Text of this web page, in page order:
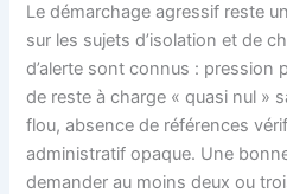
Le démarchage agressif reste
sur les sujets d’isolation et de
d’alerte sont connus : pression
de reste à charge « quasi nul »
flou, absence de références
administratif opaque. Une
demander au moins deux ou